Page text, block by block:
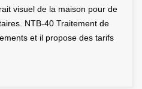
visuel de la maison pour de
NTB-40 Traitement de
et il propose des tarifs